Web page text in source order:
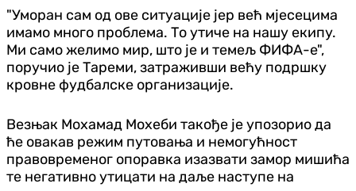
"Уморан сам од ове ситуације јер већ мјесецима
имамо много проблема. То утиче на нашу екипу.
Ми само желимо мир, што је и темељ ФИФА-е",
поручио је Тареми, затраживши већу подршку
кровне фудбалске организације.
Везњак Мохамад Мохеби такође је упозорио да
ће овакав режим путовања и немогућност
правовременог опоравка изазвати замор мишића
те негативно утицати на даље наступе на